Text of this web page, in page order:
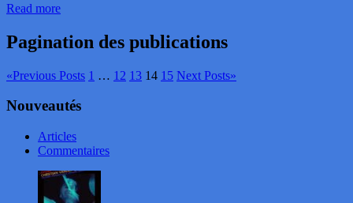
Read more
Pagination des publications
«Previous Posts 1 … 12 13 14 15 Next Posts»
Nouveautés
Articles
Commentaires